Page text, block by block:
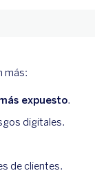
más:
expuesto.
digitales.
de clientes.